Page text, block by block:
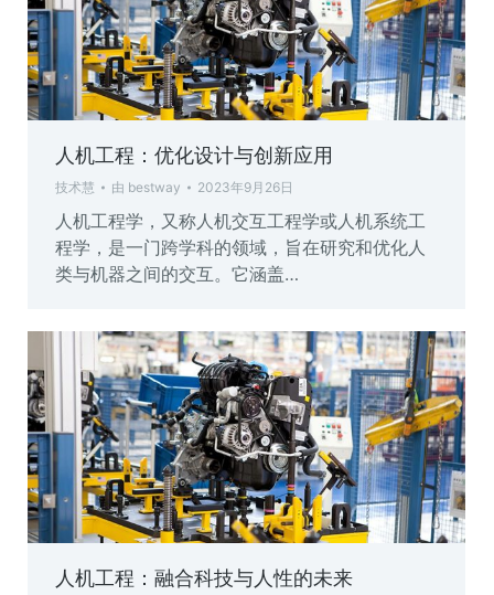
人机工程：优化设计与创新应用
技术慧 由 bestway 2023年9月26日
人机工程学，又称人机交互工程学或人机系统工
程学，是一门跨学科的领域，旨在研究和优化人
类与机器之间的交互。它涵盖…
人机工程：融合科技与人性的未来